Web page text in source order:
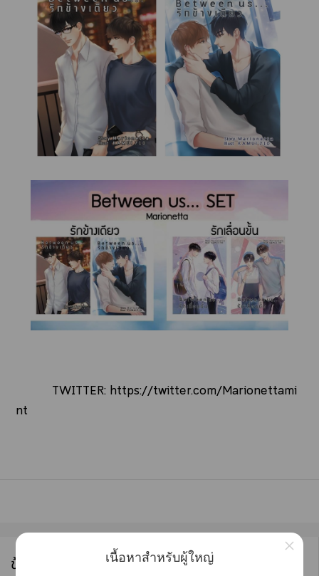
TWITTER: https://twitter.com/Marionettami
nt
ข้อมูลนักเขียน เนื้อหาสำหรับผู้ใหญ่
×